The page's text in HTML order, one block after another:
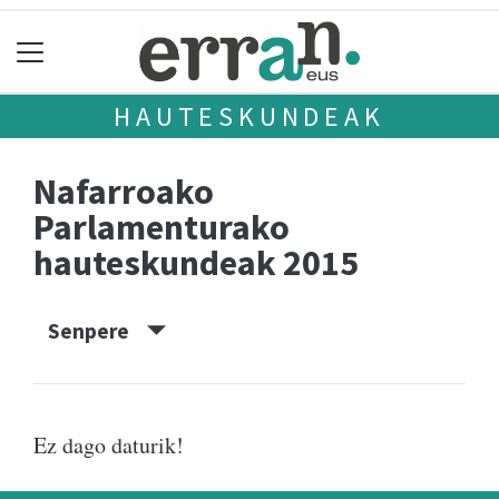
HAUTESKUNDEAK
Nafarroako
Parlamenturako
hauteskundeak 2015
Senpere
Ez dago daturik!